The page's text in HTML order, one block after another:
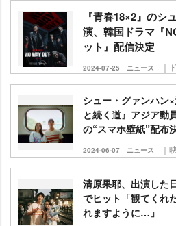
『青春18×2』のシ
演、韓国ドラマ『
ット』配信決定
2024-07-25 ニュース ｜
シュー・グァンハン
と続く道』アジア動
の“スマホ壁紙”配布
2024-06-07 ニュース ｜
清原果耶、出演した
でヒット「観てくれ
れますように…」